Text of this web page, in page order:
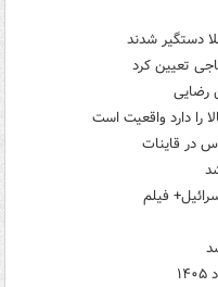
تعیین کرد
را دارد واقعیت است
فیلم